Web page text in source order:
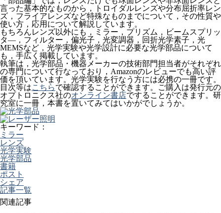
言った基本的なものから，トロイダルレンズや分布屈折率レン
ズ，フライアレンズなど特殊なものまでについて，その性質や
使い方，応用について解説しています。
もちろんレンズ以外にも，ミラー，プリズム，ビームスプリッ
タ―，フィルター，偏光子，光変調器，回折光学素子，光
MEMSなど，光学実験や光学設計に必要な光学部品について
も，手広く掲載しています。
執筆は，光学部品・機器メーカーの技術部門担当者がそれぞれ
の専門について行なっており，Amazonのレビューでも高い評
価を頂いています。光学実験を行なう方には必携の一冊です。
目次等はこちらで確認することができます。ご購入は発行元の
オプトロニクス社のオンライン書店ですることができます。研
究室に一冊，本書を置いてみてはいかがでしょうか。
キーワード：
ミラー
レンズ
光学実験
光学部品
書籍
ポスト
シェア
記事一覧
関連記事